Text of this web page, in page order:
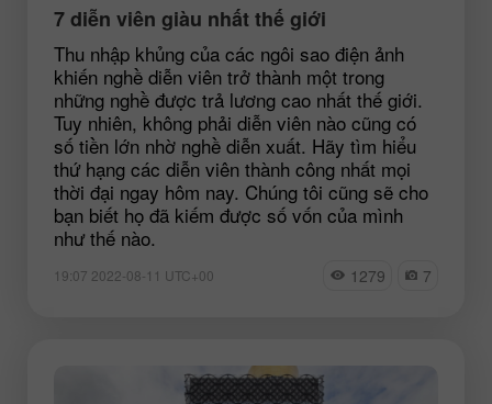
7 diễn viên giàu nhất thế giới
Thu nhập khủng của các ngôi sao điện ảnh
khiến nghề diễn viên trở thành một trong
những nghề được trả lương cao nhất thế giới.
Tuy nhiên, không phải diễn viên nào cũng có
số tiền lớn nhờ nghề diễn xuất. Hãy tìm hiểu
thứ hạng các diễn viên thành công nhất mọi
thời đại ngay hôm nay. Chúng tôi cũng sẽ cho
bạn biết họ đã kiếm được số vốn của mình
như thế nào.
19:07 2022-08-11 UTC+00 1279 7